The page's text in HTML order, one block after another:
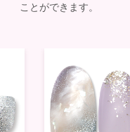
ことができます。